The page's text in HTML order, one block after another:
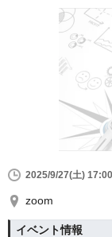
2025/9/27(土)
zoom
イベント情報